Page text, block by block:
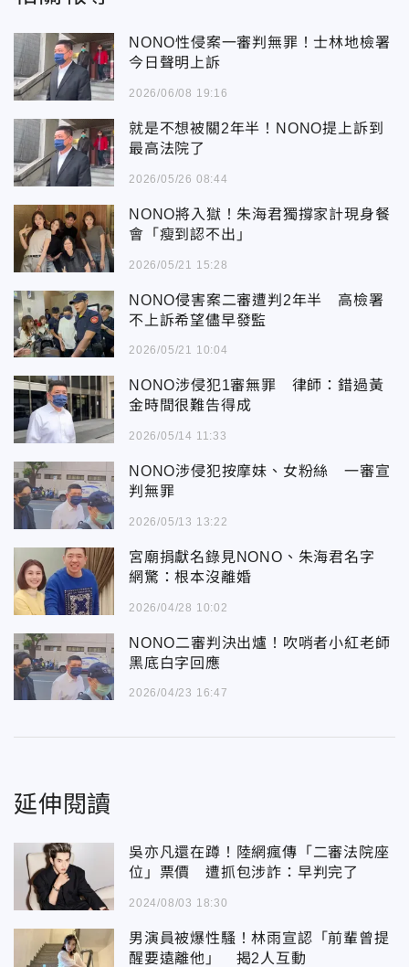
NONO性侵案一審判無罪！士林地檢署
今日聲明上訴
2026/06/08 19:16
就是不想被關2年半！NONO提上訴到
最高法院了
2026/05/26 08:44
NONO將入獄！朱海君獨撐家計現身餐
會「瘦到認不出」
2026/05/21 15:28
NONO侵害案二審遭判2年半 高檢署
不上訴希望儘早發監
2026/05/21 10:04
NONO涉侵犯1審無罪 律師：錯過黃
金時間很難告得成
2026/05/14 11:33
NONO涉侵犯按摩妹、女粉絲 一審宣
判無罪
2026/05/13 13:22
宮廟捐獻名錄見NONO、朱海君名字
網驚：根本沒離婚
2026/04/28 10:02
NONO二審判決出爐！吹哨者小紅老師
黑底白字回應
2026/04/23 16:47
延伸閱讀
吳亦凡還在蹲！陸網瘋傳「二審法院座
位」票價 遭抓包涉詐：早判完了
2024/08/03 18:30
男演員被爆性騷！林雨宣認「前輩曾提
醒要遠離他」 揭2人互動